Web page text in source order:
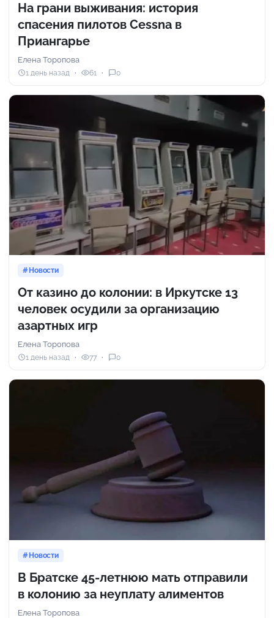
На грани выживания: история
спасения пилотов Cessna в
Приангарье
Елена Торопова
1 день назад 61 0
Новости
От казино до колонии: в Иркутске 13
человек осудили за организацию
азартных игр
Елена Торопова
1 день назад 77 0
Новости
В Братске 45-летнюю мать отправили
в колонию за неуплату алиментов
Елена Торопова